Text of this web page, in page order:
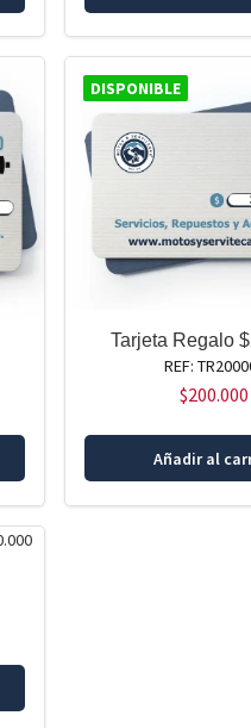
DISPONIBLE
Tarjeta Regalo
REF:
$200.000
Añadir al